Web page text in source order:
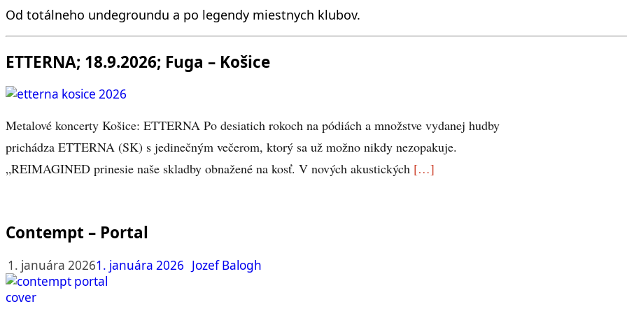
Od totálneho undegroundu a po legendy miestnych klubov.
ETTERNA; 18.9.2026; Fuga – Košice
Metalové koncerty Košice: ETTERNA Po desiatich rokoch na pódiách a množstve vydanej hudby
prichádza ETTERNA (SK) s jedinečným večerom, ktorý sa už možno nikdy nezopakuje.
„REIMAGINED prinesie naše skladby obnažené na kosť. V nových akustických […]
Contempt – Portal
1. januára 20261. januára 2026 Jozef Balogh